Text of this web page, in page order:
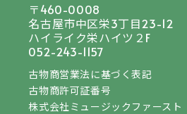
〒460-0008
名古屋市中区栄3丁目23-12
ハイライク栄ハイツ２F
052-243-1157
古物商営業法に基づく表記
古物商許可証番号
株式会社ミュージックファースト